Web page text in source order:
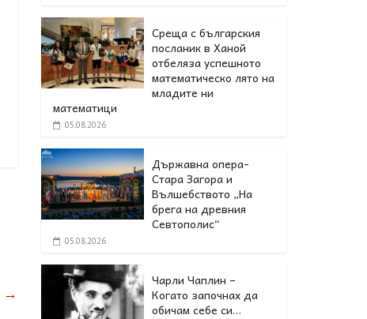
→
Среща с българския
посланик в Ханой
отбеляза успешното
математическо лято на
младите ни
математици
05.08.2026
Държавна опера-
Стара Загора и
Вълшебството „На
брега на древния
Севтополис“
05.08.2026
Чарли Чаплин –
Когато започнах да
обичам себе си…